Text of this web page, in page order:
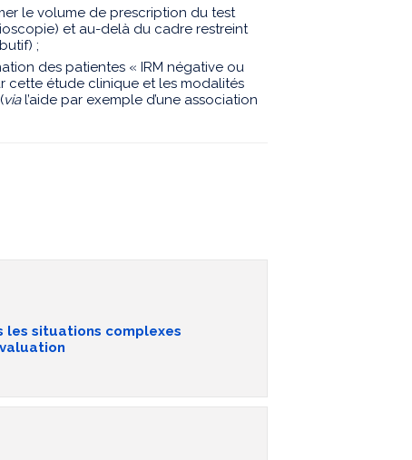
le volume de prescription du test
et au-delà du cadre restreint
;
des patientes « IRM négative ou
cette étude clinique et les modalités
vial’aide par exemple d’une association
les situations complexes